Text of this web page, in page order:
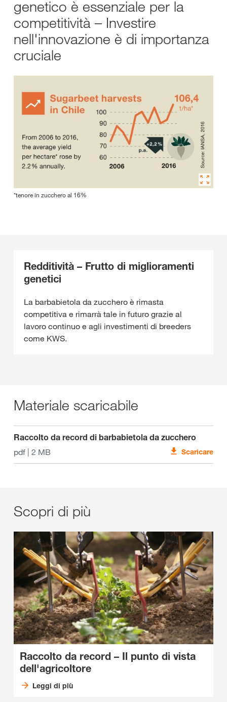
genetico è essenziale per la
competitività – Investire
nell'innovazione è di importanza
cruciale
*tenore in zucchero al 16%
Redditività – Frutto di miglioramenti
genetici
La barbabietola da zucchero è rimasta
competitiva e rimarrà tale in futuro grazie al
lavoro continuo e agli investimenti di breeders
come KWS.
Materiale scaricabile
Raccolto da record di barbabietola da zucchero
pdf | 2 MB
Scaricare
Scopri di più
Raccolto da record – Il punto di vista
dell'agricoltore
Leggi di più